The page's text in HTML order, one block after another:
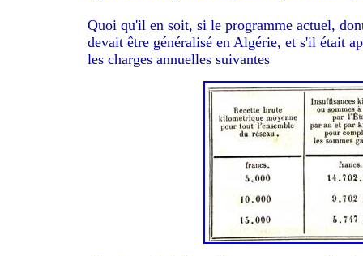
Quoi qu'il en soit, si le programme actuel,
devait être généralisé en Algérie, et s'il était
les charges annuelles suivantes